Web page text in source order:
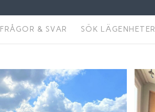
FRÅGOR & SVAR SÖK LÄGENHETER